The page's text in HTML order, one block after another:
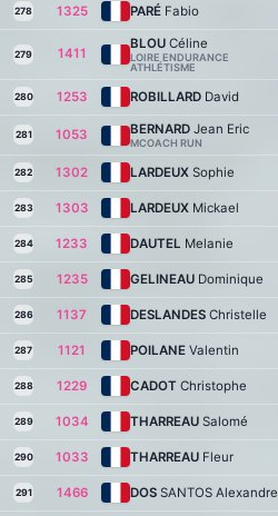
278 1325 PARÉ Fabio
279 1411
BLOU Céline
LOIRE ENDURANCE
ATHLÉTISME
280 1253 ROBILLARD David
281 1053 BERNARD Jean Eric
MCOACH RUN
282 1302 LARDEUX Sophie
283 1303 LARDEUX Mickael
284 1233 DAUTEL Melanie
285 1235 GELINEAU Dominique
286 1137 DESLANDES Christelle
287 1121 POILANE Valentin
288 1229 CADOT Christophe
289 1034 THARREAU Salomé
290 1033 THARREAU Fleur
291 1466 DOS SANTOS Alexandre